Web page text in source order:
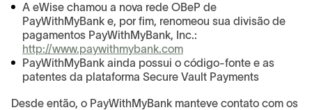
A eWise chamou a nova rede OBeP de
PayWithMyBank e, por fim, renomeou sua divisão de
pagamentos PayWithMyBank, Inc.:
http://www.paywithmybank.com
PayWithMyBank ainda possui o código-fonte e as
patentes da plataforma Secure Vault Payments
Desde então, o PayWithMyBank manteve contato com os